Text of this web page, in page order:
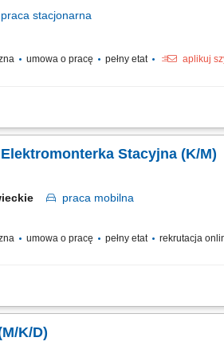
praca stacjonarna
umowa o pracę pełny etat aplikuj
i nadzór nad sieciami elektrycznymi na
Stacyjna (K/M)
praca mobilna
umowa o pracę pełny etat rekrutacja
obowiązków: Prace montażowe przy
K/D)